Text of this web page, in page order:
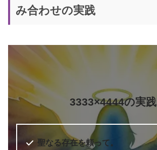
み合わせの実践
3333×4444の実践
聖なる存在を頼って。